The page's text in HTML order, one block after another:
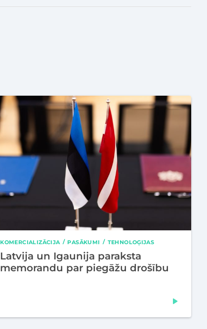
KOMERCIALIZĀCIJA PASĀKUMI TEHNOLOĢIJAS
Latvija un Igaunija paraksta
memorandu par piegāžu drošību